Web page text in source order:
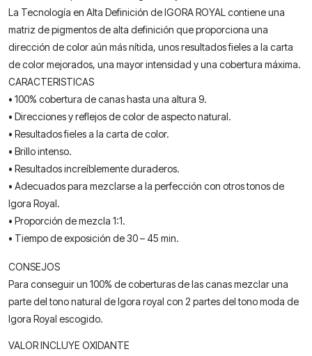
La Tecnología en Alta Definición de IGORA ROYAL contiene una
matriz de pigmentos de alta definición que proporciona una
dirección de color aún más nítida, unos resultados fieles a la carta
de color mejorados, una mayor intensidad y una cobertura máxima.
CARACTERISTICAS
• 100% cobertura de canas hasta una altura 9.
• Direcciones y reflejos de color de aspecto natural.
• Resultados fieles a la carta de color.
• Brillo intenso.
• Resultados increíblemente duraderos.
• Adecuados para mezclarse a la perfección con otros tonos de
Igora Royal.
• Proporción de mezcla 1:1.
• Tiempo de exposición de 30 – 45 min.
CONSEJOS
Para conseguir un 100% de coberturas de las canas mezclar una
parte del tono natural de Igora royal con 2 partes del tono moda de
Igora Royal escogido.
VALOR INCLUYE OXIDANTE